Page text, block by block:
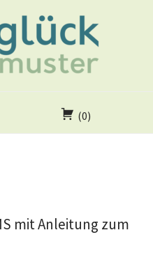
(0)
mit Anleitung zum